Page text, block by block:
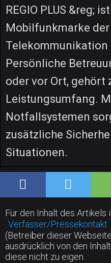
REGIO PLUS &reg;
Mobilfunkmarke der
Telekommunikation
Persönliche
oder vor Ort, gehört
Leistungsumfang.
Notfallsystemen
zusätzliche
Situationen.
Für den Inhalt des Artikels
Verfasser/Pressekontakt
(Betreiber dieser
ausdrücklich von den
diese nicht zu eigen.